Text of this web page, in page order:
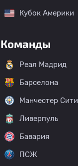
Кубок Америки
Команды
Реал Мадрид
Барселона
Манчестер Сити
Ливерпуль
Бавария
ПСЖ